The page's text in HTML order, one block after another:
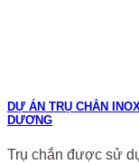
DỰ ÁN TRỤ CHẮN
DƯƠNG
Trụ chắn được sử